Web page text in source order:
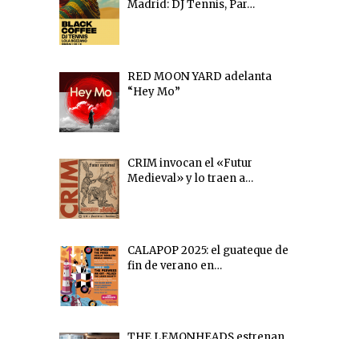
Madrid: DJ Tennis, Par…
RED MOON YARD adelanta
“Hey Mo”
CRIM invocan el «Futur
Medieval» y lo traen a…
CALAPOP 2025: el guateque de
fin de verano en…